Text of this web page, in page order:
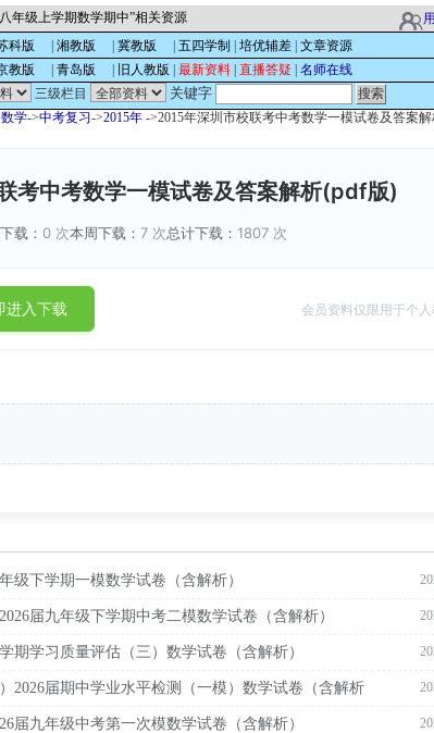
年级上学期数学期中”相关资源
科版 湘教版 冀教版 五四学制 培优辅差 文章资源
教版 青岛版 旧人教版 最新资料 直播答疑 名师在线
三级栏目 关键字
学->中考复习 ->2015年 ->2015年深圳市校联考中考数学一模试卷及答案
考中考数学一模试卷及答案解析(pdf版)
载： 0 次本周下载： 7 次总计下载： 1807 次
进入下载 会员资料仅限用于个
级下学期一模数学试卷（含解析）
届九年级下学期中考二模数学试卷（含解析）
期学习质量评估（三）数学试卷（含解析）
2026届期中学业水平检测（一模）数学试卷（含解析
届九年级中考第一次模数学试卷（含解析）